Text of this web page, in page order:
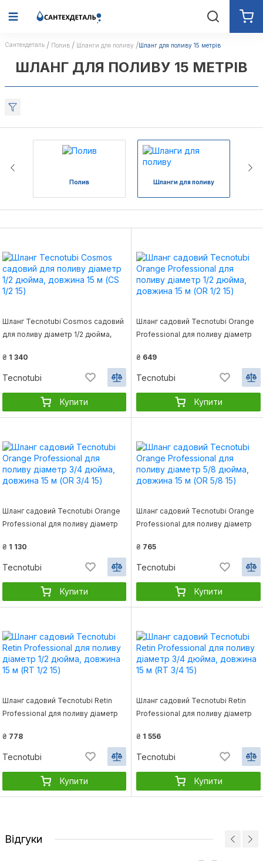
Сантехдеталь Полив Шланги для поливу Шланг для поливу 15 метрів
ШЛАНГ ДЛЯ ПОЛИВУ 15 МЕТРІВ
Полив Шланги для поливу
Шланг Tecnotubi Cosmos садовий
для поливу діаметр 1/2 дюйма,
₴ 1 340
Tecnotubi
Купити
Шланг садовий Tecnotubi Orange
Professional для поливу діаметр
₴ 649
Tecnotubi
Купити
Шланг садовий Tecnotubi Orange
Professional для поливу діаметр
15)
₴ 1 130
Tecnotubi
Купити
Шланг садовий Tecnotubi Orange
Professional для поливу діаметр
15)
₴ 765
Tecnotubi
Купити
Шланг садовий Tecnotubi Retin
Professional для поливу діаметр
₴ 778
Tecnotubi
Купити
Шланг садовий Tecnotubi Retin
Professional для поливу діаметр
15)
₴ 1 556
Tecnotubi
Купити
Відгуки